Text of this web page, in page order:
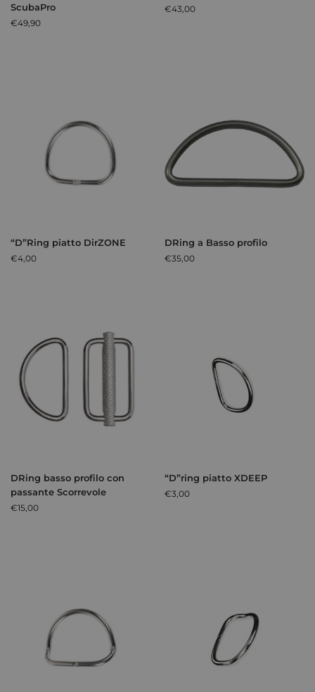
ScubaPro
€49,90
€43,00
“D”Ring piatto DirZONE
€4,00
DRing a Basso profilo
€35,00
DRing basso profilo con
passante Scorrevole
€15,00
“D”ring piatto XDEEP
€3,00